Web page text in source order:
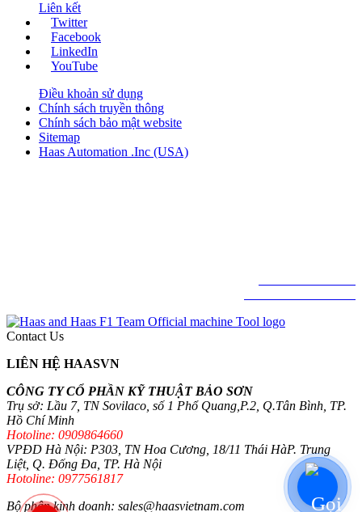
Liên kết
Twitter
Facebook
LinkedIn
YouTube
Điều khoản sử dụng
Chính sách truyền thông
Chính sách bảo mật website
Sitemap
Haas Automation .Inc (USA)
Contact Us
LIÊN HỆ HAASVN
CÔNG TY CỔ PHẦN KỸ THUẬT BẢO SƠN
Trụ sở: Lầu 7, TN Sovilaco, số 1 Phổ Quang,P.2, Q.Tân Bình, TP.
Hồ Chí Minh
Hotoline: 0909864660
VPĐD Hà Nội: P303, TN Hoa Cương, 18/11 Thái HàP. Trung
Liệt, Q. Đống Đa, TP. Hà Nội
Hotoline: 0977561817
Bộ phận kinh doanh: sales@haasvietnam.com